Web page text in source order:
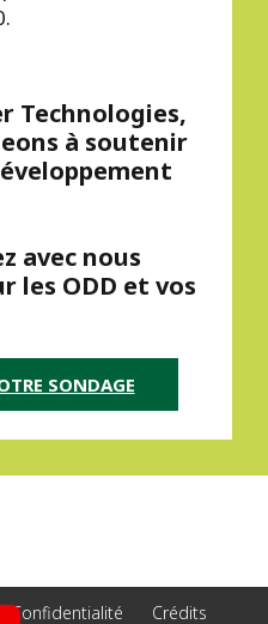
Technologies,
à soutenir
avec nous
les ODD et vos
SONDAGE
Confidentialité
Crédits